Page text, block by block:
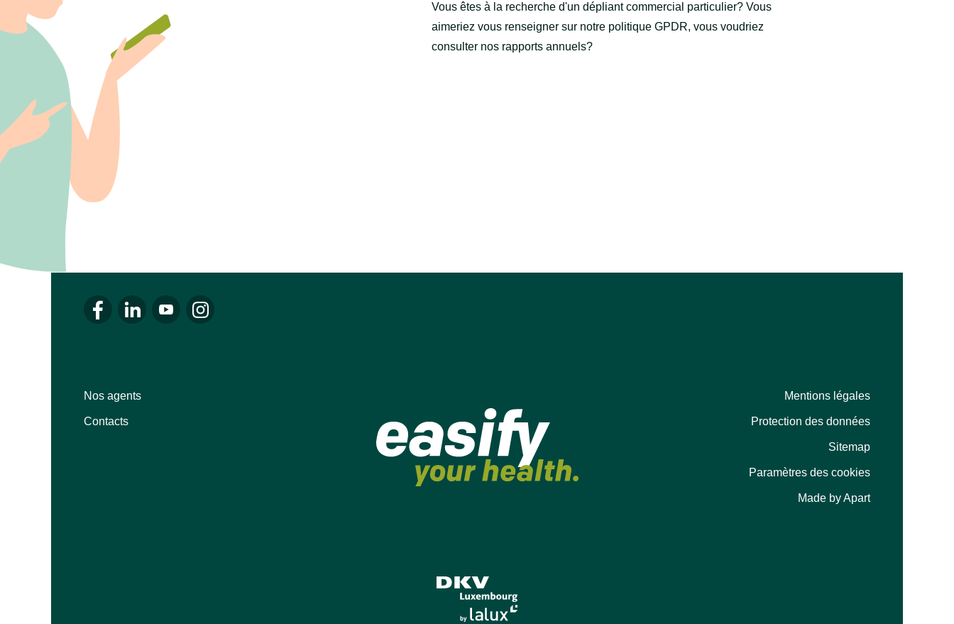
Vous êtes à la recherche d'un dépliant commercial particulier? Vous
aimeriez vous renseigner sur notre politique GPDR, vous voudriez
consulter nos rapports annuels?
Se rendre sur le facebook de LALUX
Se rendre sur le Linkedin de LALUX
Se rendre sur le youtube de LALUX
Se rendre sur l'instagram de LALUX
Nos agents
Contacts
Mentions légales
Protection des données
Sitemap
Paramètres des cookies
Made by Apart